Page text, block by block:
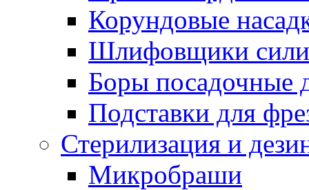
Корундовые
Шлифовщики
Боры посадочные
Подставки для
Стерилизация и
Микробраши